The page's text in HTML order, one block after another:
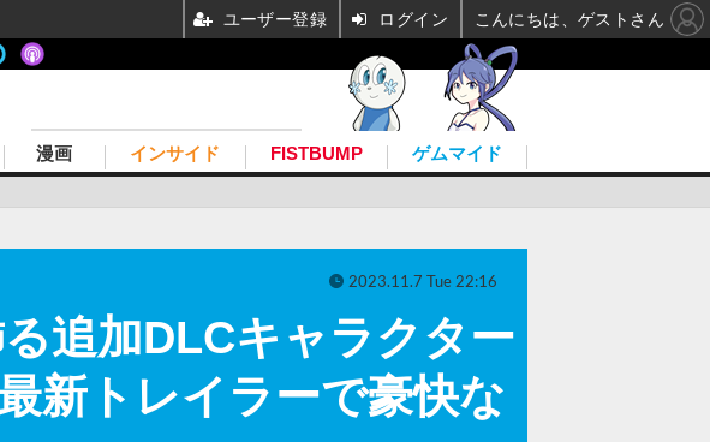
漫画 インサイド FISTBUMP ゲムマイド
追加DLCキャラクター
新トレイラーで豪快な
2023.11.7 Tue 22:16
ユーザー登録 ログイン こんにちは、ゲストさん